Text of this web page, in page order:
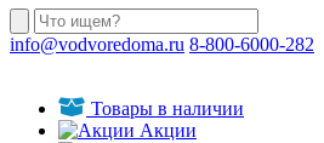
info@vodvoredoma.ru 8-800-6000-282
Товары в наличии
Акции